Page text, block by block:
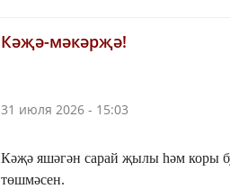
Кәҗә-мәкәрҗә!
31 июля 2026 - 15:03
Кәҗә яшәгән сарай җылы һәм коры
төшмәсен.